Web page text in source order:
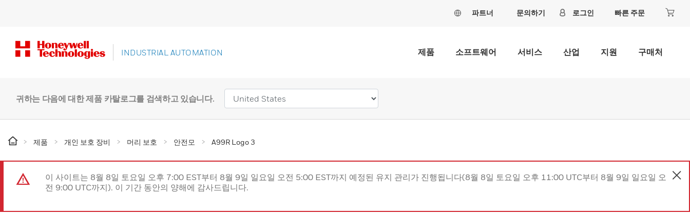
파트너 문의하기 로그인 빠른 주문
INDUSTRIAL AUTOMATION 제품 소프트웨어 서비스 산업 지원 구매처
귀하는 다음에 대한 제품 카탈로그를 검색하고 있습니다.
제품 개인 보호 장비 머리 보호 안전모 A99R Logo 3
이 사이트는 8월 8일 토요일 오후 7:00 EST부터 8월 9일 일요일 오전 5:00 EST까지 예정된 유지 관리가 진행됩니다(8월 8일 토요일 오후 11:00 UTC부터 8월 9일 일요일 오
전 9:00 UTC까지). 이 기간 동안의 양해에 감사드립니다.